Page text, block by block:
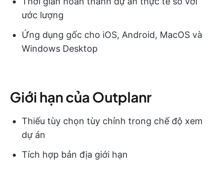
ước lượng
Ứng dụng gốc cho iOS, Android, MacOS và
Windows Desktop
Giới hạn của Outplanr
Thiếu tùy chọn tùy chỉnh trong chế độ xem
dự án
Tích hợp bản địa giới hạn